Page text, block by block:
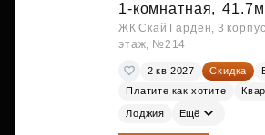
1-комнатная,
ЖК Скай Гарден, 3
этаж, №214
2 кв 2027 Скидка
Платите как хотите
Лоджия Ещё